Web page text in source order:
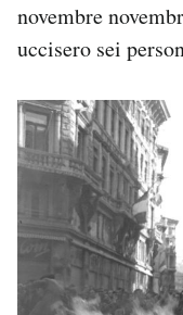
novembre
uccisero sei